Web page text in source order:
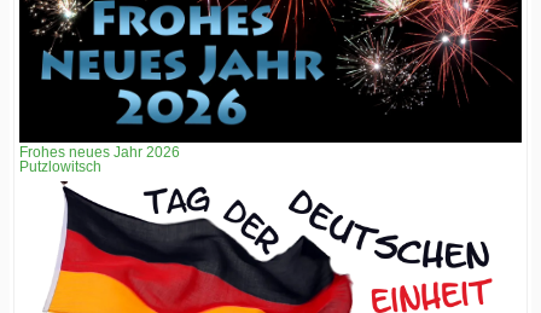
Frohes neues Jahr 2026
Putzlowitsch